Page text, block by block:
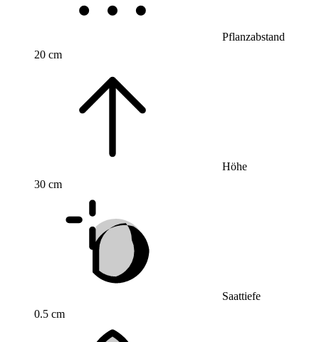
Pflanzabstand
20 cm
Höhe
30 cm
Saattiefe
0.5 cm